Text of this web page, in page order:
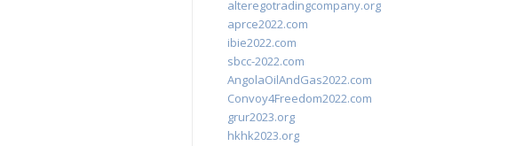
alteregotradingcompany.org
aprce2022.com
ibie2022.com
sbcc-2022.com
AngolaOilAndGas2022.com
Convoy4Freedom2022.com
grur2023.org
hkhk2023.org